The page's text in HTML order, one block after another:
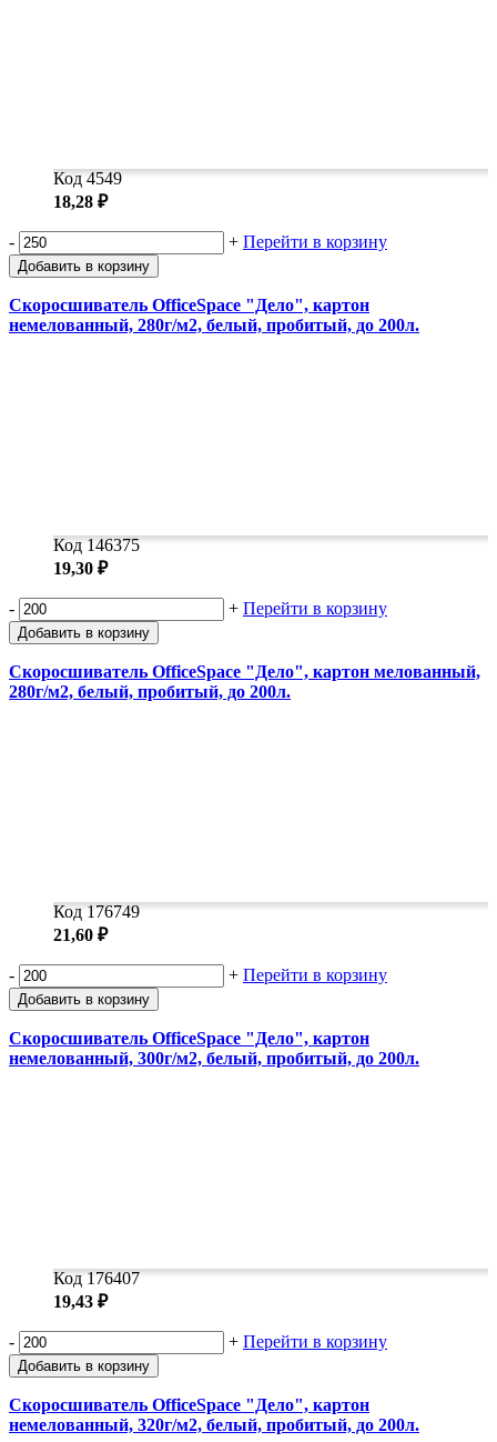
Код 4549
18,28 ₽
- + Перейти в корзину
Добавить в корзину
Скоросшиватель OfficeSpace "Дело", картон
немелованный, 280г/м2, белый, пробитый, до 200л.
Код 146375
19,30 ₽
- + Перейти в корзину
Добавить в корзину
Скоросшиватель OfficeSpace "Дело", картон мелованный,
280г/м2, белый, пробитый, до 200л.
Код 176749
21,60 ₽
- + Перейти в корзину
Добавить в корзину
Скоросшиватель OfficeSpace "Дело", картон
немелованный, 300г/м2, белый, пробитый, до 200л.
Код 176407
19,43 ₽
- + Перейти в корзину
Добавить в корзину
Скоросшиватель OfficeSpace "Дело", картон
немелованный, 320г/м2, белый, пробитый, до 200л.